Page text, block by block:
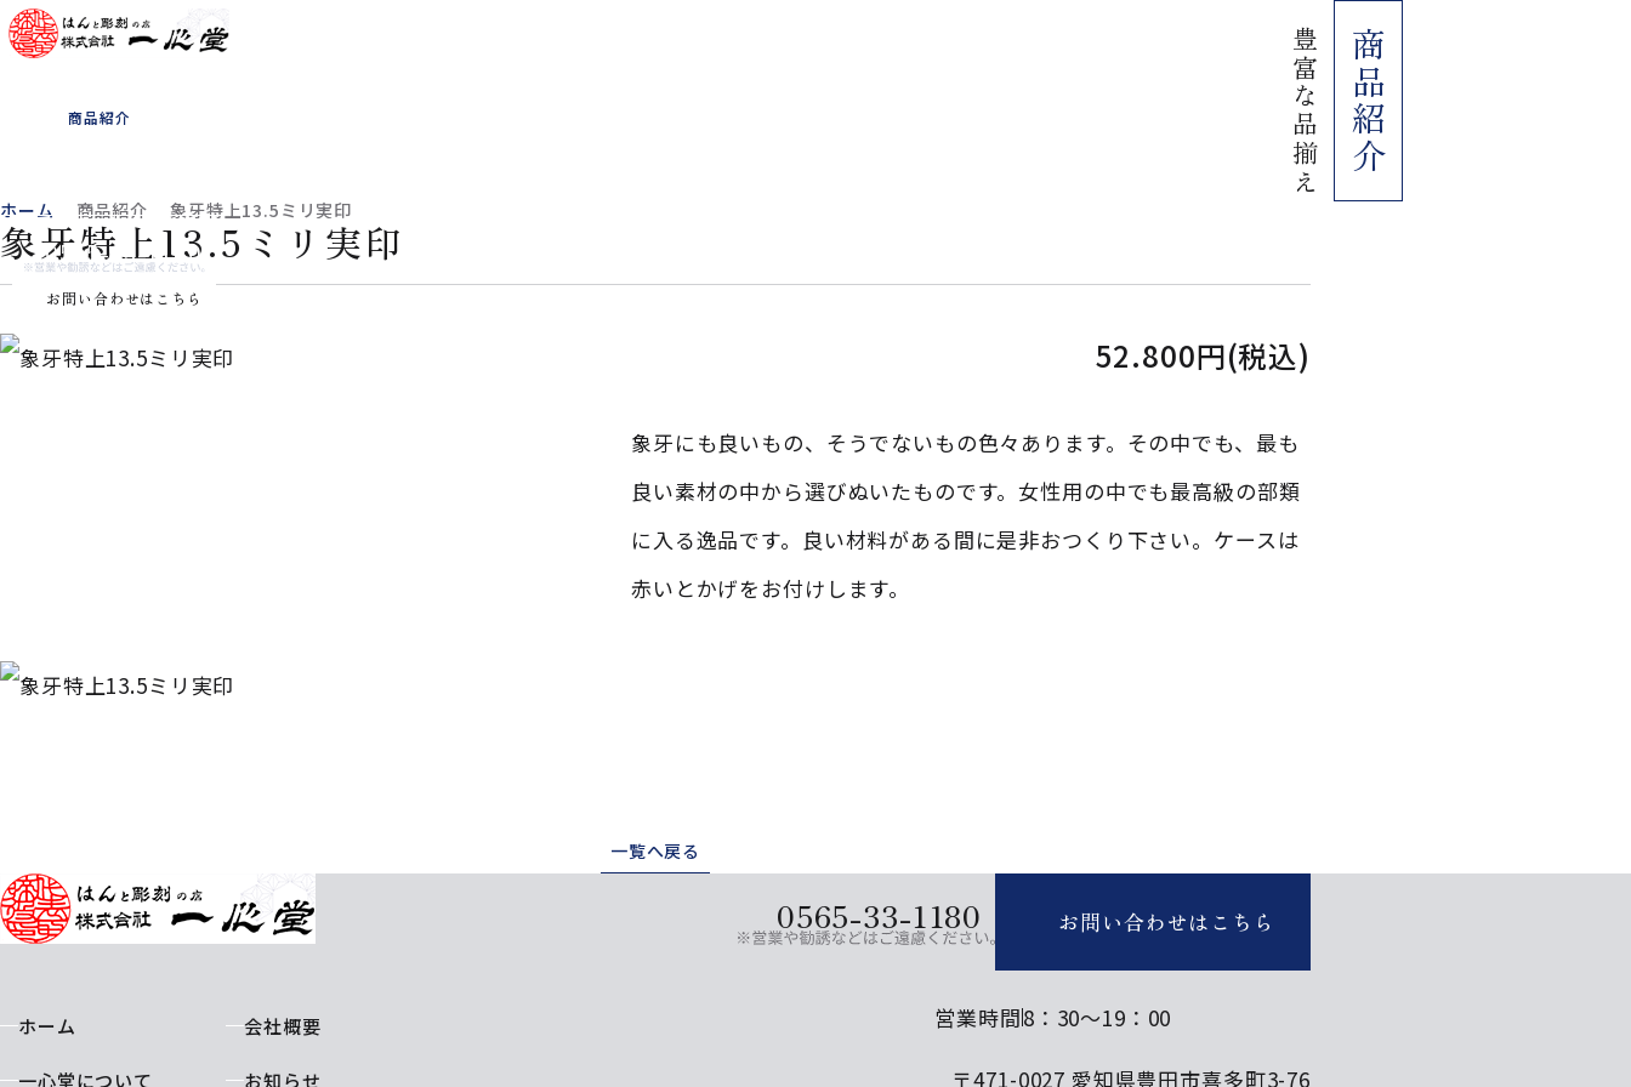
商品紹介
書体見本
0565-33-1180
お問い合わせはこちら
商品紹介
豊富な品揃え
ホーム 商品紹介 象牙特上13.5ミリ実印
象牙特上13.5ミリ実印
52.800円(税込)
象牙にも良いもの、そうでないもの色々あります。その中でも、最も
良い素材の中から選びぬいたものです。女性用の中でも最高級の部類
に入る逸品です。良い材料がある間に是非おつくり下さい。ケースは
赤いとかげをお付けします。
一覧へ戻る
ホーム
一心堂について
会社概要
お知らせ
0565-33-1180 お問い合わせはこちら
営業時間8：30～19：00
〒471-0027 愛知県豊田市喜多町3-76